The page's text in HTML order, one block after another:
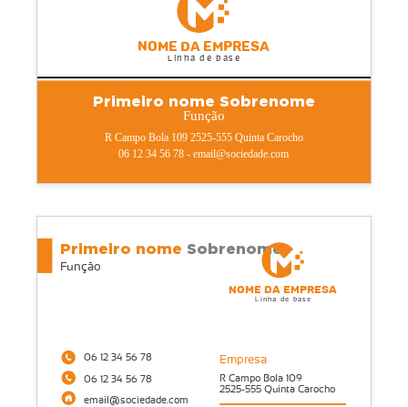
R Campo Bola 109 2525-555 Quinta Carocho
06 12 34 56 78 - email@sociedade.com
Primeiro nome Sobrenome
Função
Nome da empresa
Linha de base
R Campo Bola 109
2525-555 Quinta Carocho
Empresa
06 12 34 56 78
06 12 34 56 78
email@sociedade.com
Função
Primeiro nome Sobrenome
Nome da empresa
Linha de base